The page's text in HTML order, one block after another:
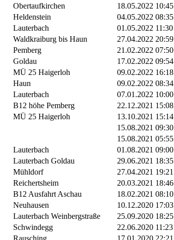
Obertaufkirchen 18.05.2022 10:45
Heldenstein 04.05.2022 08:35
Lauterbach 01.05.2022 11:30
Waldkraiburg bis Haun 27.04.2022 20:59
Pemberg 21.02.2022 07:50
Goldau 17.02.2022 09:54
MÜ 25 Haigerloh 09.02.2022 16:18
Haun 09.02.2022 08:34
Lauterbach 07.01.2022 10:00
B12 höhe Pemberg 22.12.2021 15:08
MÜ 25 Haigerloh 13.10.2021 15:14
15.08.2021 09:30
15.08.2021 05:55
Lauterbach 01.08.2021 09:00
Lauterbach Goldau 29.06.2021 18:35
Mühldorf 27.04.2021 19:21
Reichertsheim 20.03.2021 18:46
B12 Ausfahrt Aschau 18.02.2021 08:10
Neuhausen 10.12.2020 17:03
Lauterbach Weinbergstraße 25.09.2020 18:25
Schwindegg 22.06.2020 11:23